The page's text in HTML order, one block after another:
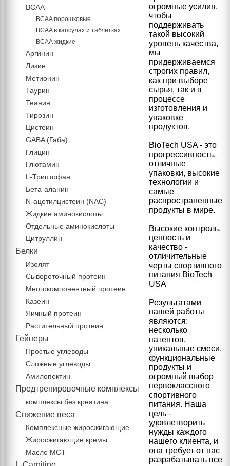
огромные усилия,
чтобы
поддерживать
такой высокий
уровень качества,
мы
придерживаемся
строгих правил,
как при выборе
сырья, так и в
процессе
изготовления и
упаковке
продуктов.
BioTech USA - это
прогрессивность,
отличные
упаковки, высокие
технологии и
самые
распространенные
продукты в мире.
Высокие контроль,
ценность и
качество -
отличительные
черты спортивного
питания BioTech
USA
Результатами
нашей работы
являются:
несколько
патентов,
уникальные смеси,
функциональные
продукты и
огромный выбор
первоклассного
спортивного
питания. Наша
цель -
удовлетворить
нужды каждого
нашего клиента, и
она требует от нас
разрабатывать все
BCAA
BCAA порошковые
BCAA в капсулах и таблетках
ВСАА жидкие
Аргинин
Лизин
Метионин
Таурин
Теанин
Тирозин
Цистеин
GABA (Габа)
Глицин
Глютамин
L-Триптофан
Бета-аланин
N-ацетилцистеин (NAC)
Жидкие аминокислоты
Отдельные аминокислоты
Цитруллин
Белки
Изолят
Сывороточный протеин
Многокомпонентный протеин
Казеин
Яичный протеин
Растительный протеин
Гейнеры
Простые углеводы
Сложные углеводы
Амилопектин
Предтренировочные комплексы
комплексы без креатина
Снижение веса
Комплексные жиросжигающие
Жиросжигающие кремы
Масло МСТ